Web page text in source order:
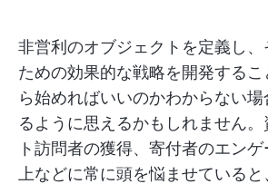
非営利のオブジェクトを定義し、
ための効果的な戦略を開発する
ら始めればいいのかわからない
るように思えるかもしれません。
ト訪問者の獲得、寄付者のエン
上などに常に頭を悩ませている